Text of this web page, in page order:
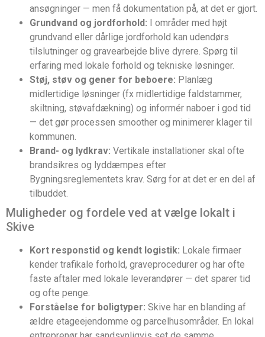
ansøgninger — men få dokumentation på, at det er gjort.
Grundvand og jordforhold: I områder med højt
grundvand eller dårlige jordforhold kan udendørs
tilslutninger og gravearbejde blive dyrere. Spørg til
erfaring med lokale forhold og tekniske løsninger.
Støj, støv og gener for beboere: Planlæg
midlertidige løsninger (fx midlertidige faldstammer,
skiltning, støvafdækning) og informér naboer i god tid
— det gør processen smoother og minimerer klager til
kommunen.
Brand- og lydkrav: Vertikale installationer skal ofte
brandsikres og lyddæmpes efter
Bygningsreglementets krav. Sørg for at det er en del af
tilbuddet.
Muligheder og fordele ved at vælge lokalt i
Skive
Kort responstid og kendt logistik: Lokale firmaer
kender trafikale forhold, graveprocedurer og har ofte
faste aftaler med lokale leverandører — det sparer tid
og ofte penge.
Forståelse for boligtyper: Skive har en blanding af
ældre etageejendomme og parcelhusområder. En lokal